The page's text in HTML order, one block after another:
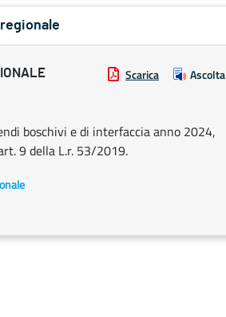
Scarica Ascolta
boschivi e di interfaccia anno 2024,
9 della L.r. 53/2019.